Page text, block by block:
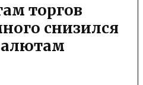
торгов
снизился